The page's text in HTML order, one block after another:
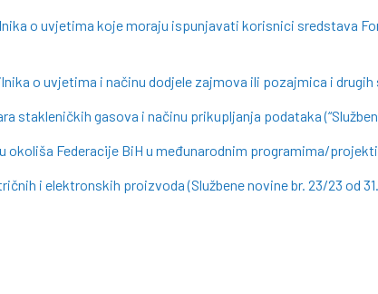
o uvjetima koje moraju ispunjavati korisnici sredstava
o uvjetima i načinu dodjele zajmova ili pozajmica i drugih
stakleničkih gasova i načinu prikupljanja podataka
Federacije BiH u međunarodnim programima/
i elektronskih proizvoda (Službene novine br. 23/23 od